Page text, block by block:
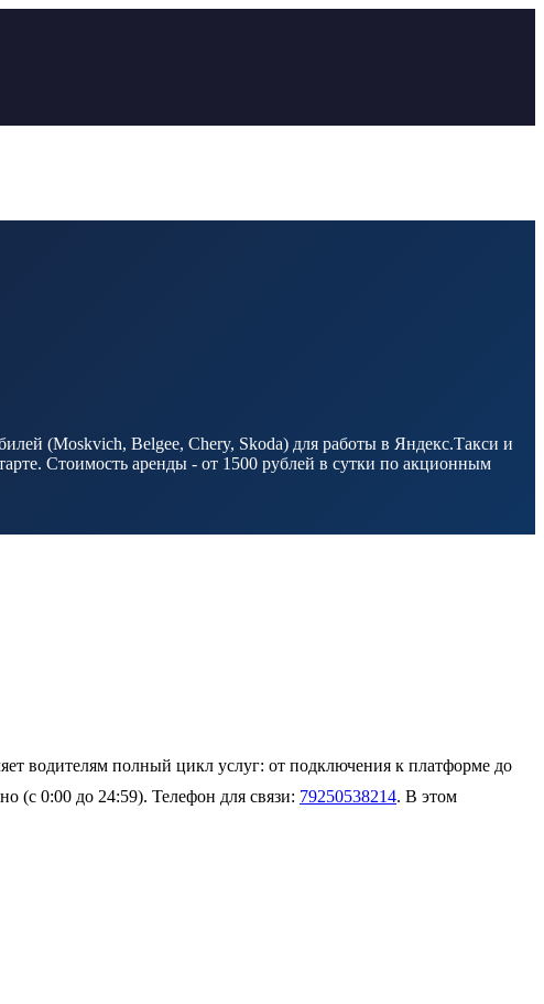
(Moskvich, Belgee, Chery, Skoda) для работы в Яндекс.Такси и
Стоимость аренды - от 1500 рублей в сутки по акционным
водителям полный цикл услуг: от подключения к платформе до
(с 0:00 до 24:59). Телефон для связи: 79250538214. В этом